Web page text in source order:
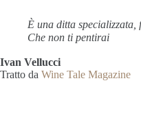
È una ditta
Che non ti pentirai
Ivan Vellucci
Tratto da Wine Tale Magazine